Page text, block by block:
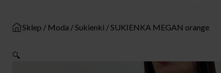
Sklep / Moda /Sukienki /SUKIENKA MEGAN orange
🔍